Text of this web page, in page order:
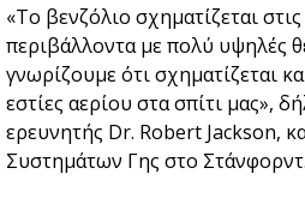
«Το βενζόλιο σχηματίζεται
περιβάλλοντα με πολύ υψηλές
γνωρίζουμε ότι σχηματίζεται
εστίες αερίου στα σπίτι μας»,
ερευνητής Dr. Robert Jackson,
Συστημάτων Γης στο Στάνφορντ.